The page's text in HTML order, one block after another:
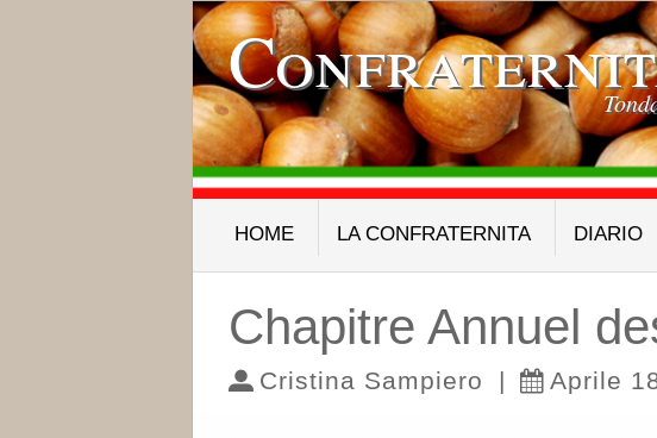
HOME LA CONFRATERNITA DIARIO
Chapitre Annuel
Cristina Sampiero | Aprile